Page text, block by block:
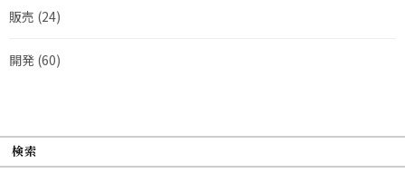
販売 (24)
開発 (60)
検索